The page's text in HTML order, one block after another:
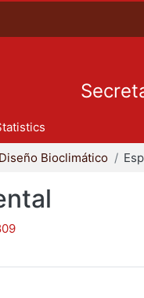
Diseño Bioclimático